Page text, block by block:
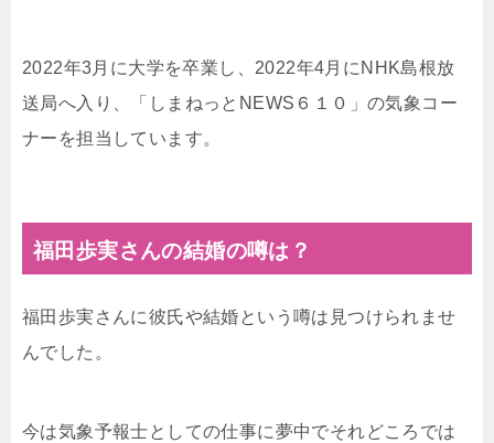
2022年3月に大学を卒業し、2022年4月にNHK島根放
送局へ入り、「しまねっとNEWS６１０」の気象コー
ナーを担当しています。
福田歩実さんの結婚の噂は？
福田歩実さんに彼氏や結婚という噂は見つけられませ
んでした。
今は気象予報士としての仕事に夢中でそれどころでは